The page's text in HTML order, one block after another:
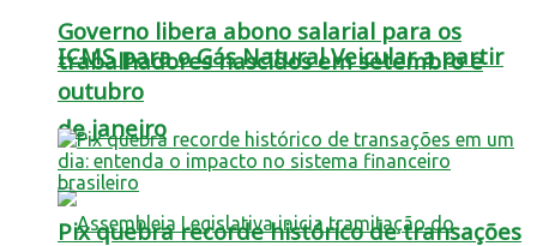
ICMS para o Gás Natural Veicular a partir
de janeiro
Governo libera abono salarial para os
trabalhadores nascidos em setembro e
outubro
Pix quebra recorde histórico de transações